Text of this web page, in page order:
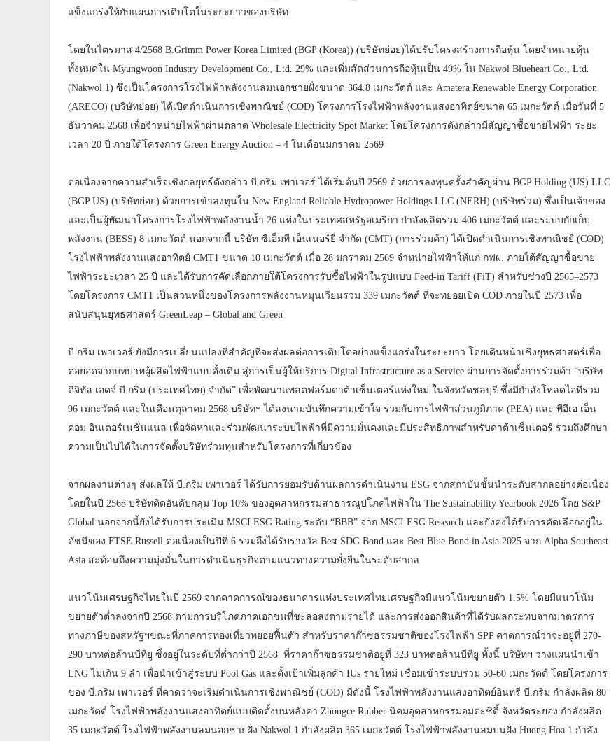
แข็งแกร่งให้กับแผนการเติบโตในระยะยาวของบริษัท
โดยในไตรมาส 4/2568 B.Grimm Power Korea Limited (BGP (Korea)) (บริษัทย่อย)ได้ปรับโครงสร้างการถือหุ้น โดยจำหน่ายหุ้น
ทั้งหมดใน Myungwoon Industry Development Co., Ltd. 29% และเพิ่มสัดส่วนการถือหุ้นเป็น 49% ใน Nakwol Blueheart Co., Ltd.
(Nakwol 1) ซึ่งเป็นโครงการโรงไฟฟ้าพลังงานลมนอกชายฝั่งขนาด 364.8 เมกะวัตต์ และ Amatera Renewable Energy Corporation
(ARECO) (บริษัทย่อย) ได้เปิดดำเนินการเชิงพาณิชย์ (COD) โครงการโรงไฟฟ้าพลังงานแสงอาทิตย์ขนาด 65 เมกะวัตต์ เมื่อวันที่ 5
ธันวาคม 2568 เพื่อจำหน่ายไฟฟ้าผ่านตลาด Wholesale Electricity Spot Market โดยโครงการดังกล่าวมีสัญญาซื้อขายไฟฟ้า ระยะ
เวลา 20 ปี ภายใต้โครงการ Green Energy Auction – 4 ในเดือนมกราคม 2569
ต่อเนื่องจากความสำเร็จเชิงกลยุทธ์ดังกล่าว บี.กริม เพาเวอร์ ได้เริ่มต้นปี 2569 ด้วยการลงทุนครั้งสำคัญผ่าน BGP Holding (US) LLC
(BGP US) (บริษัทย่อย) ด้วยการเข้าลงทุนใน New England Reliable Hydropower Holdings LLC (NERH) (บริษัทร่วม) ซึ่งเป็นเจ้าของ
และเป็นผู้พัฒนาโครงการโรงไฟฟ้าพลังงานน้ำ 26 แห่งในประเทศสหรัฐอเมริกา กำลังผลิตรวม 406 เมกะวัตต์ และระบบกักเก็บ
พลังงาน (BESS) 8 เมกะวัตต์ นอกจากนี้ บริษัท ซีเอ็มที เอ็นเนอร์ยี่ จำกัด (CMT) (การร่วมค้า) ได้เปิดดำเนินการเชิงพาณิชย์ (COD)
โรงไฟฟ้าพลังงานแสงอาทิตย์ CMT1 ขนาด 10 เมกะวัตต์ เมื่อ 28 มกราคม 2569 จำหน่ายไฟฟ้าให้แก่ กฟผ. ภายใต้สัญญาซื้อขาย
ไฟฟ้าระยะเวลา 25 ปี และได้รับการคัดเลือกภายใต้โครงการรับซื้อไฟฟ้าในรูปแบบ Feed-in Tariff (FiT) สำหรับช่วงปี 2565–2573
โดยโครงการ CMT1 เป็นส่วนหนึ่งของโครงการพลังงานหมุนเวียนรวม 339 เมกะวัตต์ ที่จะทยอยเปิด COD ภายในปี 2573 เพื่อ
สนับสนุนยุทธศาสตร์ GreenLeap – Global and Green
บี.กริม เพาเวอร์ ยังมีการเปลี่ยนแปลงที่สำคัญที่จะส่งผลต่อการเติบโตอย่างแข็งแกร่งในระยะยาว โดยเดินหน้าเชิงยุทธศาสตร์เพื่อ
ต่อยอดจากบทบาทผู้ผลิตไฟฟ้าแบบดั้งเดิม สู่การเป็นผู้ให้บริการ Digital Infrastructure as a Service ผ่านการจัดตั้งการร่วมค้า “บริษัท
ดิจิทัล เอดจ์ บี.กริม (ประเทศไทย) จำกัด” เพื่อพัฒนาแพลตฟอร์มดาต้าเซ็นเตอร์แห่งใหม่ ในจังหวัดชลบุรี ซึ่งมีกำลังโหลดไอทีรวม
96 เมกะวัตต์ และในเดือนตุลาคม 2568 บริษัทฯ ได้ลงนามบันทึกความเข้าใจ ร่วมกับการไฟฟ้าส่วนภูมิภาค (PEA) และ พีอีเอ เอ็น
คอม อินเตอร์เนชั่นแนล เพื่อจัดหาและร่วมพัฒนาระบบไฟฟ้าที่มีความมั่นคงและมีประสิทธิภาพสำหรับดาต้าเซ็นเตอร์ รวมถึงศึกษา
ความเป็นไปได้ในการจัดตั้งบริษัทร่วมทุนสำหรับโครงการที่เกี่ยวข้อง
จากผลงานต่างๆ ส่งผลให้ บี.กริม เพาเวอร์ ได้รับการยอมรับด้านผลการดำเนินงาน ESG จากสถาบันชั้นนำระดับสากลอย่างต่อเนื่อง
โดยในปี 2568 บริษัทติดอันดับกลุ่ม Top 10% ของอุตสาหกรรมสาธารณูปโภคไฟฟ้าใน The Sustainability Yearbook 2026 โดย S&P
Global นอกจากนี้ยังได้รับการประเมิน MSCI ESG Rating ระดับ “BBB” จาก MSCI ESG Research และยังคงได้รับการคัดเลือกอยู่ใน
ดัชนีของ FTSE Russell ต่อเนื่องเป็นปีที่ 6 รวมถึงได้รับรางวัล Best SDG Bond และ Best Blue Bond in Asia 2025 จาก Alpha Southeast
Asia สะท้อนถึงความมุ่งมั่นในการดำเนินธุรกิจตามแนวทางความยั่งยืนในระดับสากล
แนวโน้มเศรษฐกิจไทยในปี 2569 จากคาดการณ์ของธนาคารแห่งประเทศไทยเศรษฐกิจมีแนวโน้มขยายตัว 1.5% โดยมีแนวโน้ม
ขยายตัวต่ำลงจากปี 2568 ตามการบริโภคภาคเอกชนที่ชะลอลงตามรายได้ และการส่งออกสินค้าที่ได้รับผลกระทบจากมาตรการ
ทางภาษีของสหรัฐฯขณะที่ภาคการท่องเที่ยวทยอยฟื้นตัว สำหรับราคาก๊าซธรรมชาติของโรงไฟฟ้า SPP คาดการณ์ว่าจะอยู่ที่ 270-
290 บาทต่อล้านบีทียู ซึ่งอยู่ในระดับที่ต่ำกว่าปี 2568 ที่ราคาก๊าซธรรมชาติอยู่ที่ 323 บาทต่อล้านบีทียู ทั้งนี้ บริษัทฯ วางแผนนำเข้า
LNG ไม่เกิน 9 ลำ เพื่อนำเข้าสู่ระบบ Pool Gas และตั้งเป้าเพิ่มลูกค้า IUs รายใหม่ เชื่อมเข้าระบบรวม 50-60 เมกะวัตต์ โดยโครงการ
ของ บี.กริม เพาเวอร์ ที่คาดว่าจะเริ่มดำเนินการเชิงพาณิชย์ (COD) มีดังนี้ โรงไฟฟ้าพลังงานแสงอาทิตย์อินทรี บี.กริม กำลังผลิต 80
เมกะวัตต์ โรงไฟฟ้าพลังงานแสงอาทิตย์แบบติดตั้งบนหลังคา Zhongce Rubber นิคมอุตสาหกรรมอมตะซิตี้ จังหวัดระยอง กำลังผลิต
35 เมกะวัตต์ โรงไฟฟ้าพลังงานลมนอกชายฝั่ง Nakwol 1 กำลังผลิต 365 เมกะวัตต์ โรงไฟฟ้าพลังงานลมบนฝั่ง Huong Hoa 1 กำลัง